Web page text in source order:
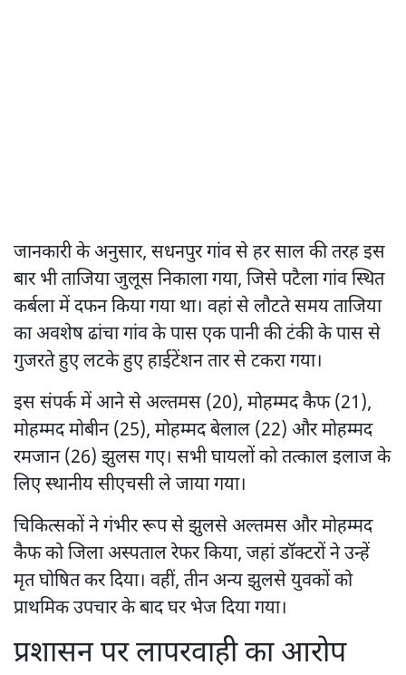
जानकारी के अनुसार, सधनपुर गांव से हर साल की तरह इस
बार भी ताजिया जुलूस निकाला गया, जिसे पटैला गांव स्थित
कर्बला में दफन किया गया था। वहां से लौटते समय ताजिया
का अवशेष ढांचा गांव के पास एक पानी की टंकी के पास से
गुजरते हुए लटके हुए हाईटेंशन तार से टकरा गया।
इस संपर्क में आने से अल्तमस (20), मोहम्मद कैफ (21),
मोहम्मद मोबीन (25), मोहम्मद बेलाल (22) और मोहम्मद
रमजान (26) झुलस गए। सभी घायलों को तत्काल इलाज के
लिए स्थानीय सीएचसी ले जाया गया।
चिकित्सकों ने गंभीर रूप से झुलसे अल्तमस और मोहम्मद
कैफ को जिला अस्पताल रेफर किया, जहां डॉक्टरों ने उन्हें
मृत घोषित कर दिया। वहीं, तीन अन्य झुलसे युवकों को
प्राथमिक उपचार के बाद घर भेज दिया गया।
प्रशासन पर लापरवाही का आरोप